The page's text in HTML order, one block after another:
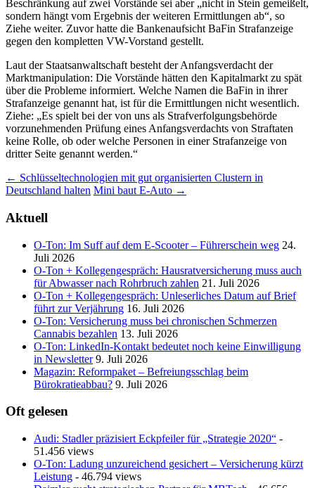
Beschränkung auf zwei Vorstände sei aber „nicht in Stein gemeißelt,
sondern hängt vom Ergebnis der weiteren Ermittlungen ab“, so
Ziehe weiter. Zuvor hatte die Bankenaufsicht BaFin Strafanzeige
gegen den kompletten VW-Vorstand gestellt.
Laut der Staatsanwaltschaft besteht der Anfangsverdacht der
Marktmanipulation: Die Vorstände hätten den Kapitalmarkt zu spät
über die Probleme informiert. Welche Namen die BaFin in ihrer
Strafanzeige genannt hat, ist für die Ermittlungen nicht wesentlich.
Ziehe: „Es spielt bei der von uns als Strafverfolgungsbehörde
vorzunehmenden Prüfung eines Anfangsverdachts von Straftaten
keine Rolle, ob oder welche Personen in einer Strafanzeige von
dritter Seite genannt werden.“
Post
navigation
← Schlüsseltechnologien mit gut organisierten Clustern in
Deutschland halten Mini baut E-Auto →
Aktuell
O-Ton: Im Suff auf dem E-Scooter – Führerschein weg 24.
Juli 2026
O-Ton + Kollegengespräch: Hausratversicherung muss auch
für Abwasser nach Rohrbruch zahlen 21. Juli 2026
O-Ton + Kollegengespräch: Unleserliches Datum auf Brief
führt zur Verjährung 16. Juli 2026
O-Ton: Versicherung muss bei chronischen Schmerzen
Cannabis bezahlen 13. Juli 2026
O-Ton: LinkedIn-Kontakt bedeutet noch keine Einwilligung
in Newsletter 9. Juli 2026
Magazin: Reformpaket – Befreiungsschlag beim
Bürokratieabbau? 9. Juli 2026
Oft gelesen
Audi: Stadler präzisiert Eckpfeiler für „Strategie 2020“ -
51.456 views
O-Ton: Ladung unzureichend gesichert – Versicherung kürzt
Leistung - 46.794 views